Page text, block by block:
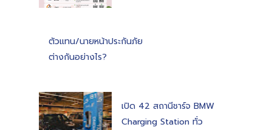
ตัวแทน/นายหน้าประกันภัย
ต่างกันอย่างไร?
เปิด 42 สถานีชาร์จ BMW
Charging Station ทั่ว